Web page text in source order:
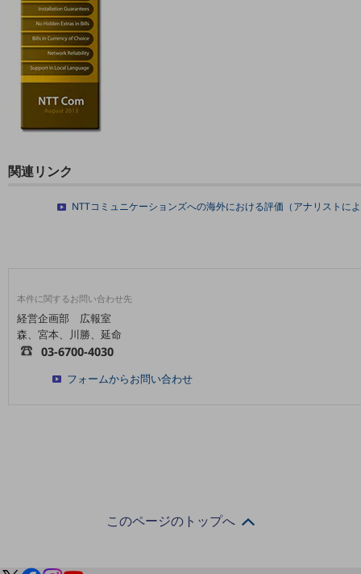
自動化・省電化
人材不足解消
業種・業態で探す
業種・業態で探すTOP
一次産業
医療・介護
小売業
キーワードで探す
モバイルTOP
法人向けスマホ・携帯に関する、
関連リンク
NTTコミュニケーションズへの海外における評価（アナリストに
本件に関するお問い合わせ先
経営企画部 広報室
森、宮本、川勝、延命
03-6700-4030
フォームからお問い合わせ
このページのトップへ